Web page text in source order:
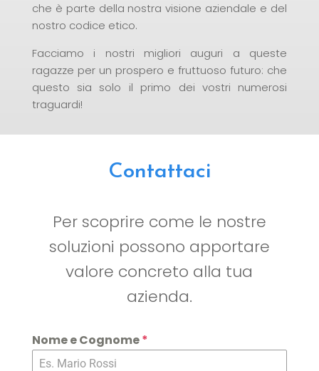
che è parte della nostra visione aziendale e del
nostro codice etico.
Facciamo i nostri migliori auguri a queste
ragazze per un prospero e fruttuoso futuro: che
questo sia solo il primo dei vostri numerosi
traguardi!
Contattaci
Per scoprire come le nostre
soluzioni possono apportare
valore concreto alla tua
azienda.
Nome e Cognome*